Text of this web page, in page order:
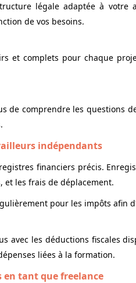
légale adaptée à votre
de vos besoins.
et complets pour chaque
de comprendre les questions
indépendants
financiers précis.
les frais de déplacement.
pour les impôts afin
avec les déductions fiscales
liées à la formation.
en tant que freelance